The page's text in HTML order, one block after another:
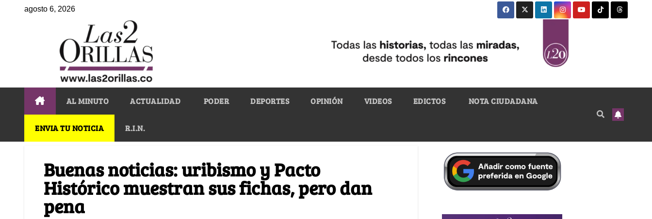
agosto 6, 2026
AL MINUTO ACTUALIDAD PODER DEPORTES OPINIÓN VIDEOS EDICTOS NOTA CIUDADANA
ENVIA TU NOTICIA R.I.N.
Buenas noticias: uribismo y Pacto
Histórico muestran sus fichas, pero dan
pena